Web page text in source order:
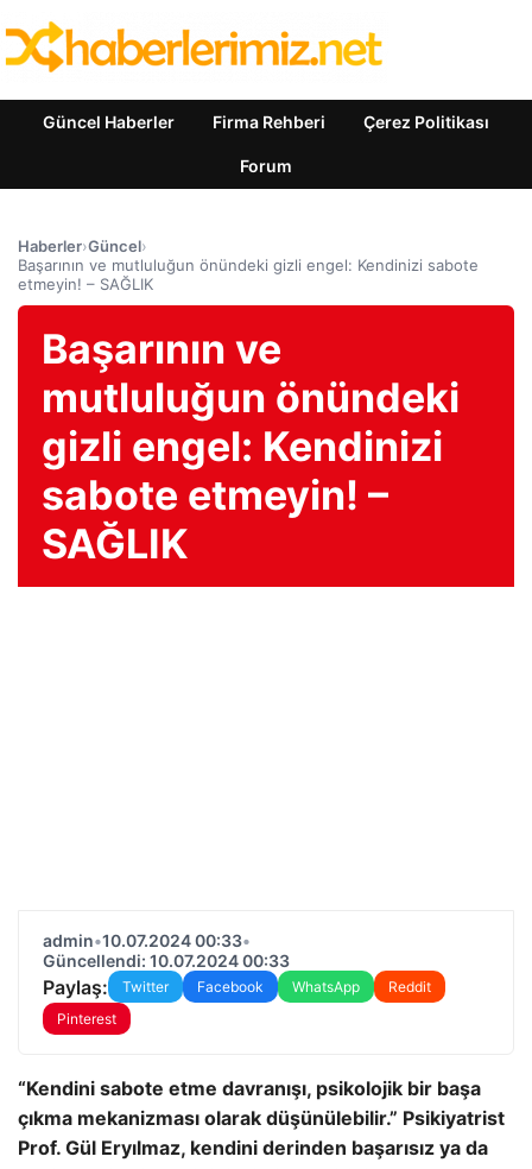
Güncel Haberler Firma Rehberi Çerez Politikası
Forum
Haberler›Güncel›
Başarının ve mutluluğun önündeki gizli engel: Kendinizi sabote
etmeyin! – SAĞLIK
Başarının ve
mutluluğun önündeki
gizli engel: Kendinizi
sabote etmeyin! –
SAĞLIK
admin•10.07.2024 00:33•
Güncellendi: 10.07.2024 00:33
Paylaş: Twitter Facebook WhatsApp
Reddit
Pinterest
“Kendini sabote etme davranışı, psikolojik bir başa
çıkma mekanizması olarak düşünülebilir.” Psikiyatrist
Prof. Gül Eryılmaz, kendini derinden başarısız ya da